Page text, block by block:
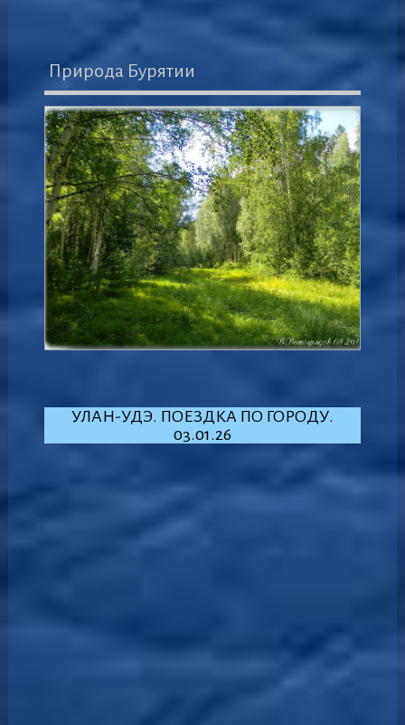
Природа Бурятии
УЛАН-УДЭ. ПОЕЗДКА ПО ГОРОДУ.
03.01.26